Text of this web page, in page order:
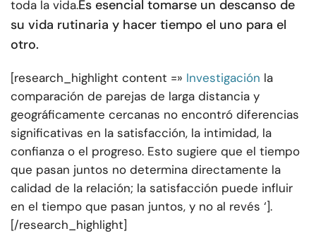
toda la vida.Es esencial tomarse un descanso de
su vida rutinaria y hacer tiempo el uno para el
otro.
[research_highlight content =» Investigación la
comparación de parejas de larga distancia y
geográficamente cercanas no encontró diferencias
significativas en la satisfacción, la intimidad, la
confianza o el progreso. Esto sugiere que el tiempo
que pasan juntos no determina directamente la
calidad de la relación; la satisfacción puede influir
en el tiempo que pasan juntos, y no al revés ‘].
[/research_highlight]